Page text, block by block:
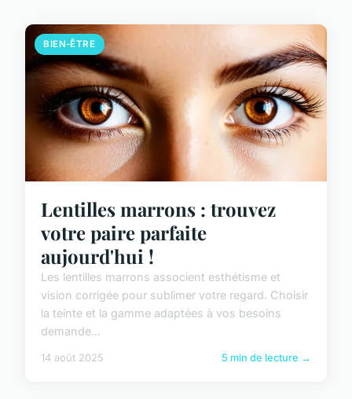
BIEN-ÊTRE
Lentilles marrons : trouvez
votre paire parfaite
aujourd'hui !
Les lentilles marrons associent esthétisme et
vision corrigée pour sublimer votre regard. Choisir
la teinte et la gamme adaptées à vos besoins
demande...
14 août 2025 5 min de lecture →